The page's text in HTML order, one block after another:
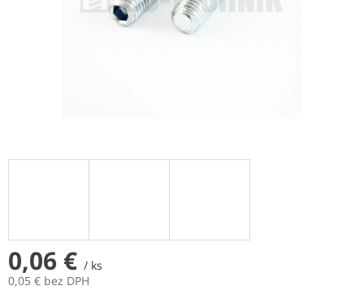
0,06 € / ks
0,05 € bez DPH